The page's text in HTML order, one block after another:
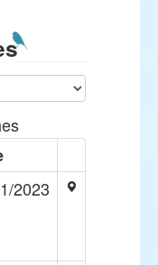
2023